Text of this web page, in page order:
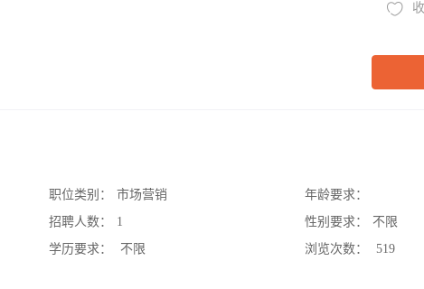
职位类别：
市场营销
招聘人数：
1
学历要求：
不限
年龄要求：
性别要求：
不限
浏览次数：
519